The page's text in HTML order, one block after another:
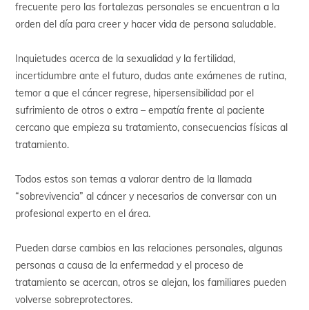
frecuente pero las fortalezas personales se encuentran a la
orden del día para creer y hacer vida de persona saludable.
Inquietudes acerca de la sexualidad y la fertilidad,
incertidumbre ante el futuro, dudas ante exámenes de rutina,
temor a que el cáncer regrese, hipersensibilidad por el
sufrimiento de otros o extra – empatía frente al paciente
cercano que empieza su tratamiento, consecuencias físicas al
tratamiento.
Todos estos son temas a valorar dentro de la llamada
“sobrevivencia” al cáncer y necesarios de conversar con un
profesional experto en el área.
Pueden darse cambios en las relaciones personales, algunas
personas a causa de la enfermedad y el proceso de
tratamiento se acercan, otros se alejan, los familiares pueden
volverse sobreprotectores.